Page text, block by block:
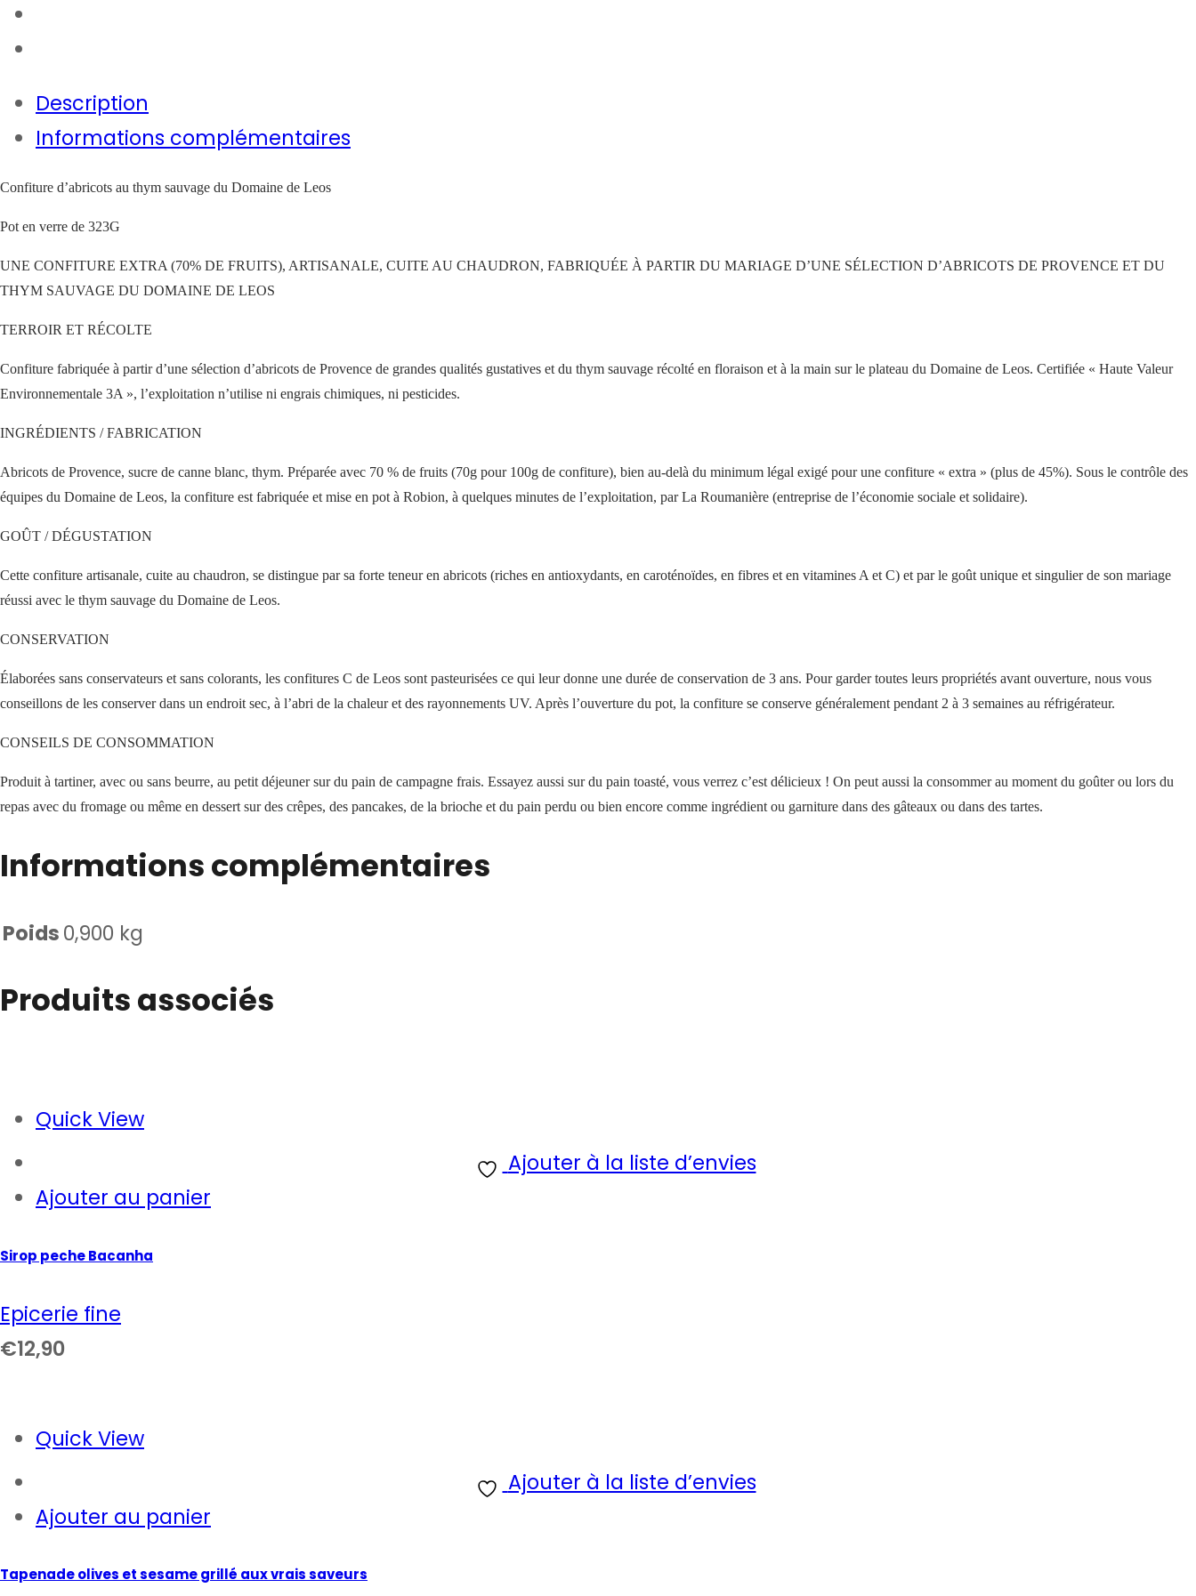
Description
Informations complémentaires
Confiture d’abricots au thym sauvage du Domaine de Leos
Pot en verre de 323G
UNE CONFITURE EXTRA (70% DE FRUITS), ARTISANALE, CUITE AU CHAUDRON, FABRIQUÉE À PARTIR DU MARIAGE D’UNE SÉLECTION D’ABRICOTS DE PROVENCE ET DU
THYM SAUVAGE DU DOMAINE DE LEOS
TERROIR ET RÉCOLTE
Confiture fabriquée à partir d’une sélection d’abricots de Provence de grandes qualités gustatives et du thym sauvage récolté en floraison et à la main sur le plateau du Domaine de Leos. Certifiée « Haute Valeur
Environnementale 3A », l’exploitation n’utilise ni engrais chimiques, ni pesticides.
INGRÉDIENTS / FABRICATION
Abricots de Provence, sucre de canne blanc, thym. Préparée avec 70 % de fruits (70g pour 100g de confiture), bien au-delà du minimum légal exigé pour une confiture « extra » (plus de 45%). Sous le contrôle des
équipes du Domaine de Leos, la confiture est fabriquée et mise en pot à Robion, à quelques minutes de l’exploitation, par La Roumanière (entreprise de l’économie sociale et solidaire).
GOÛT / DÉGUSTATION
Cette confiture artisanale, cuite au chaudron, se distingue par sa forte teneur en abricots (riches en antioxydants, en caroténoïdes, en fibres et en vitamines A et C) et par le goût unique et singulier de son mariage
réussi avec le thym sauvage du Domaine de Leos.
CONSERVATION
Élaborées sans conservateurs et sans colorants, les confitures C de Leos sont pasteurisées ce qui leur donne une durée de conservation de 3 ans. Pour garder toutes leurs propriétés avant ouverture, nous vous
conseillons de les conserver dans un endroit sec, à l’abri de la chaleur et des rayonnements UV. Après l’ouverture du pot, la confiture se conserve généralement pendant 2 à 3 semaines au réfrigérateur.
CONSEILS DE CONSOMMATION
Produit à tartiner, avec ou sans beurre, au petit déjeuner sur du pain de campagne frais. Essayez aussi sur du pain toasté, vous verrez c’est délicieux ! On peut aussi la consommer au moment du goûter ou lors du
repas avec du fromage ou même en dessert sur des crêpes, des pancakes, de la brioche et du pain perdu ou bien encore comme ingrédient ou garniture dans des gâteaux ou dans des tartes.
Informations complémentaires
Poids0,900 kg
Produits associés
Quick View
Ajouter à la liste d’envies
Ajouter au panier
Sirop peche Bacanha
Epicerie fine
€12,90
Quick View
Ajouter à la liste d’envies
Ajouter au panier
Tapenade olives et sesame grillé aux vrais saveurs